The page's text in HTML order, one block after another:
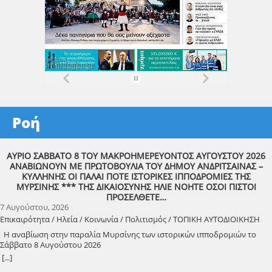
Ροή
ΑΥΡΙΟ ΣΑΒΒΑΤΟ 8 ΤΟΥ ΜΑΚΡΟΗΜΕΡΕΥΟΝΤΟΣ ΑΥΓΟΥΣΤΟΥ 2026
ΑΝΑΒΙΩΝΟΥΝ ΜΕ ΠΡΩΤΟΒΟΥΛΙΑ ΤΟΥ ΔΗΜΟΥ ΑΝΔΡΙΤΣΑΙΝΑΣ –
ΚΥΛΛΗΝΗΣ ΟΙ ΠΑΛΑΙ ΠΟΤΕ ΙΣΤΟΡΙΚΕΣ ΙΠΠΟΔΡΟΜΙΕΣ ΤΗΣ
ΜΥΡΣΙΝΗΣ *** ΤΗΣ ΔΙΚΑΙΟΣΥΝΗΣ ΗΛΙΕ ΝΟΗΤΕ ΟΣΟΙ ΠΙΣΤΟΙ
ΠΡΟΣΕΛΘΕΤΕ…
7 Αυγούστου, 2026
Επικαιρότητα / Ηλεία / Κοινωνία / Πολιτισμός / ΤΟΠΙΚΗ ΑΥΤΟΔΙΟΙΚΗΣΗ
Η αναβίωση στην παραλία Μυρσίνης των ιστορικών ιπποδρομιών το
Σάββατο 8 Αυγούστου 2026
[...]